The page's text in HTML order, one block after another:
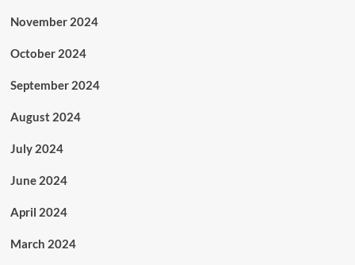
November 2024
October 2024
September 2024
August 2024
July 2024
June 2024
April 2024
March 2024